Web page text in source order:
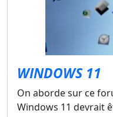
WINDOWS 11
On aborde sur ce
Windows 11 devrait